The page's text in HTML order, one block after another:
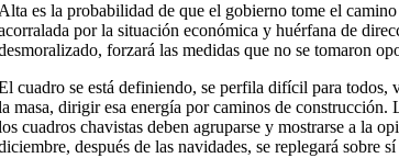
es la probabilidad de que el gobierno tome el
por la situación económica y huérfana de
forzará las medidas que no se tomaron
cuadro se está definiendo, se perfila difícil para todos,
masa, dirigir esa energía por caminos de
cuadros chavistas deben agruparse y mostrarse a la
después de las navidades, se replegará sobre